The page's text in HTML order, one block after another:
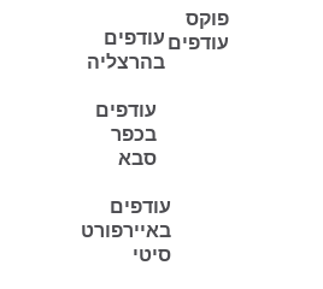
פוקס
עודפים עודפים
בהרצליה
עודפים
בכפר
סבא
עודפים
באיירפורט
סיטי